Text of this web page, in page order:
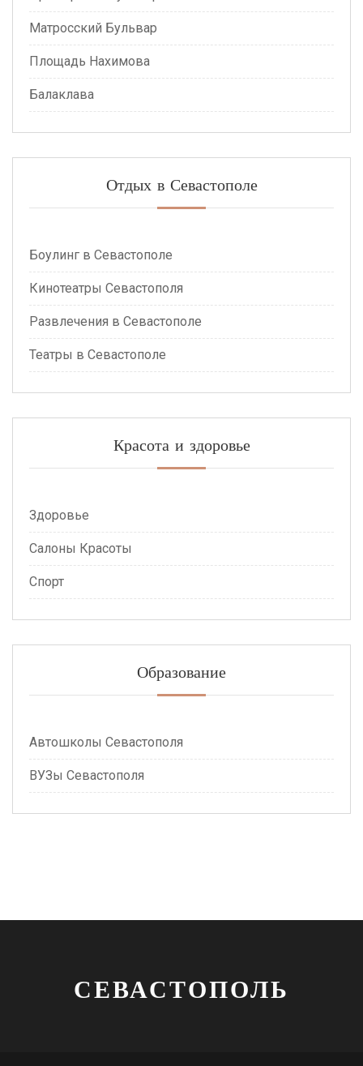
Матросский Бульвар
Площадь Нахимова
Балаклава
Отдых в Севастополе
Боулинг в Севастополе
Кинотеатры Севастополя
Развлечения в Севастополе
Театры в Севастополе
Красота и здоровье
Здоровье
Салоны Красоты
Спорт
Образование
Автошколы Севастополя
ВУЗы Севастополя
СЕВАСТОПОЛЬ